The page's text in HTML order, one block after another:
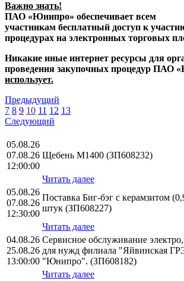
Важно знать!
ПАО «Юнипро» обеспечивает всем
участникам бесплатный доступ к
процедурах на электронных торговых
Никакие иные интернет ресурсы для
проведения закупочных процедур ПАО
использует.
Предыдущий
7 8 9 10 11 12 13
Следующий
05.08.26
07.08.26
12:00:00
Щебень М1400 (ЗП608232)
Читать далее
05.08.26
07.08.26
12:30:00
Поставка Биг-бэг с керамзитом
штук (ЗП608227)
Читать далее
04.08.26
25.08.26
13:00:00
Сервисное обслуживание
для нужд филиала "Яйвинская
"Юнипро". (ЗП608182)
Читать далее